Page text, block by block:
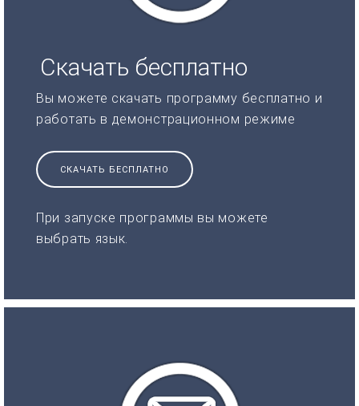
Скачать бесплатно
Вы можете скачать программу бесплатно и
работать в демонстрационном режиме
СКАЧАТЬ БЕСПЛАТНО
При запуске программы вы можете
выбрать язык.